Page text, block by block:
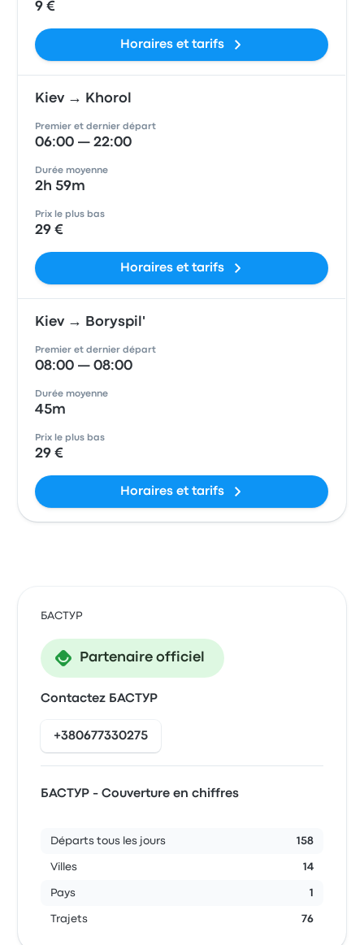
9 €
Horaires et tarifs
Kiev → Khorol
Premier et dernier départ
06:00 — 22:00
Durée moyenne
2h 59m
Prix le plus bas
29 €
Horaires et tarifs
Kiev → Boryspil'
Premier et dernier départ
08:00 — 08:00
Durée moyenne
45m
Prix le plus bas
29 €
Horaires et tarifs
БАСТУР
Partenaire officiel
Contactez БАСТУР
+380677330275
БАСТУР - Couverture en chiffres
Départs tous les jours 158
Villes 14
Pays 1
Trajets 76